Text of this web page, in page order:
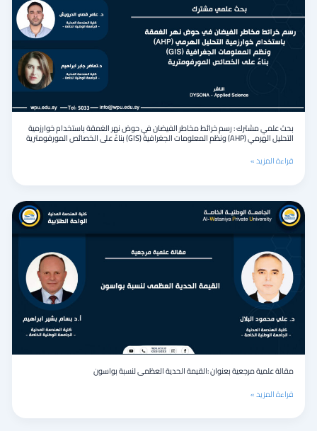
بحث علمي مشترك : رسم خرائط مخاطر الفيضان في حوض نهر الغمقة باستخدام خوارزمية
التحليل الهرمي (AHP) ونظم المعلومات الجغرافية (GIS) بناءً على الخصائص المورفومترية
رسم
خرائط
مخاطر
الفيضان
الغمقة
باستخدام
خوارزمية
التحليل
الهرمي
(AHP)
الجغرافية
(GIS)
بناءً
الخصائص
المورفومترية
قراءة المزيد »
مقالة علمية مرجعية بعنوان :القيمة الحدية العظمى لنسبة بواسون ‏
مقالة
علمية
مرجعية
:القيمة
الحدية
العظمى
لنسبة
بواسون
‏
قراءة المزيد »